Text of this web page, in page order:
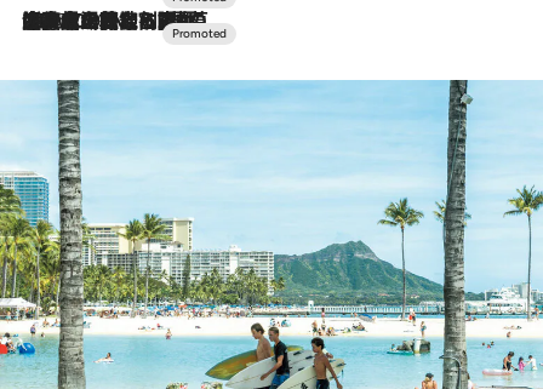
2026.7.10
NEW OPEN！【界 草津】名湯の地に誕生。趣の異なる2種の温泉と上州ならではの会席・蕎麦割烹など美食を味わう究極の癒やし旅